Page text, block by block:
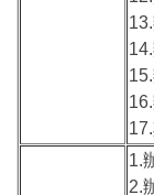
1.
2.